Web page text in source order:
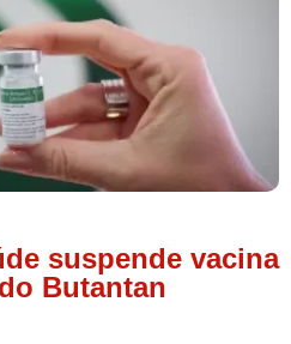
suspende vacina
Butantan